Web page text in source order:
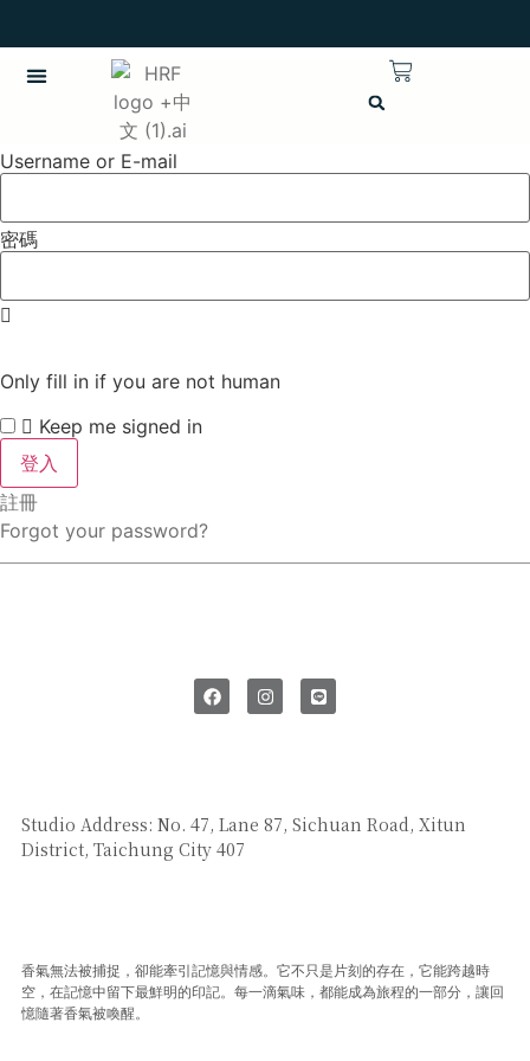
Username or E-mail
密碼
Only fill in if you are not human
Keep me signed in
註冊
Forgot your password?
Studio Address: No. 47, Lane 87, Sichuan Road, Xitun
District, Taichung City 407
香氣無法被捕捉，卻能牽引記憶與情感。它不只是片刻的存在，它能跨越時
空，在記憶中留下最鮮明的印記。每一滴氣味，都能成為旅程的一部分，讓回
憶隨著香氣被喚醒。